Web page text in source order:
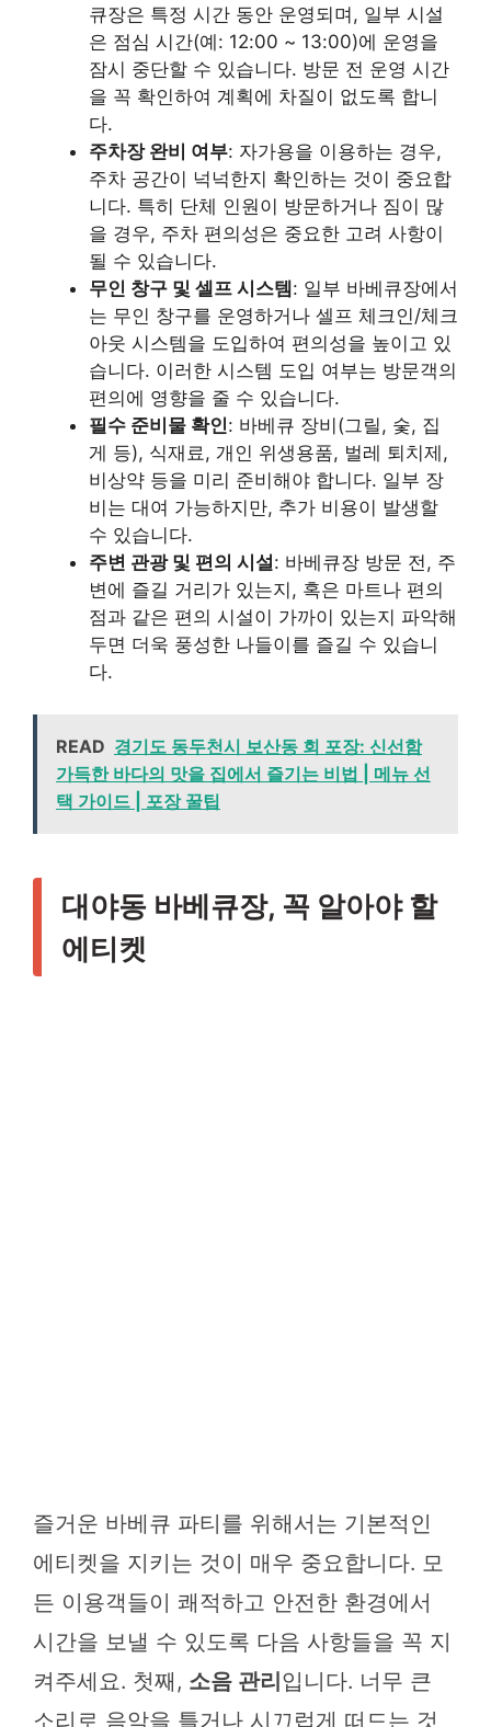
큐장은 특정 시간 동안 운영되며, 일부 시설
은 점심 시간(예: 12:00 ~ 13:00)에 운영을
잠시 중단할 수 있습니다. 방문 전 운영 시간
을 꼭 확인하여 계획에 차질이 없도록 합니
다.
주차장 완비 여부: 자가용을 이용하는 경우,
주차 공간이 넉넉한지 확인하는 것이 중요합
니다. 특히 단체 인원이 방문하거나 짐이 많
을 경우, 주차 편의성은 중요한 고려 사항이
될 수 있습니다.
무인 창구 및 셀프 시스템 : 일부 바베큐장에서
는 무인 창구를 운영하거나 셀프 체크인/체크
아웃 시스템을 도입하여 편의성을 높이고 있
습니다. 이러한 시스템 도입 여부는 방문객의
편의에 영향을 줄 수 있습니다.
필수 준비물 확인: 바베큐 장비(그릴, 숯, 집
게 등), 식재료, 개인 위생용품, 벌레 퇴치제,
비상약 등을 미리 준비해야 합니다. 일부 장
비는 대여 가능하지만, 추가 비용이 발생할
수 있습니다.
주변 관광 및 편의 시설: 바베큐장 방문 전, 주
변에 즐길 거리가 있는지, 혹은 마트나 편의
점과 같은 편의 시설이 가까이 있는지 파악해
두면 더욱 풍성한 나들이를 즐길 수 있습니
다.
READ 경기도 동두천시 보산동 회 포장: 신선함
가득한 바다의 맛을 집에서 즐기는 비법 | 메뉴 선
택 가이드 | 포장 꿀팁
대야동 바베큐장, 꼭 알아야 할
에티켓
즐거운 바베큐 파티를 위해서는 기본적인
에티켓을 지키는 것이 매우 중요합니다. 모
든 이용객들이 쾌적하고 안전한 환경에서
시간을 보낼 수 있도록 다음 사항들을 꼭 지
켜주세요. 첫째, 소음 관리입니다. 너무 큰
소리로 음악을 틀거나 시끄럽게 떠드는 것